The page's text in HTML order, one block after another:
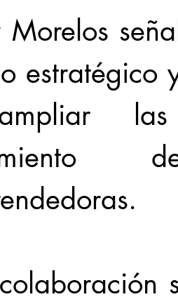
Morelos
estratégico
las